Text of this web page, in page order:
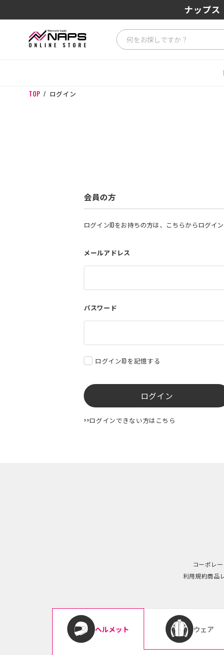
ナップス
TOP ログイン
会員の方
ログインIDをお持ちの方は、こちらからログイン
メールアドレス
パスワード
ログインIDを記憶する
ログイン
>>ログインできない方はこちら
コーポレ
利用規約商品
ヘルメット ウェア